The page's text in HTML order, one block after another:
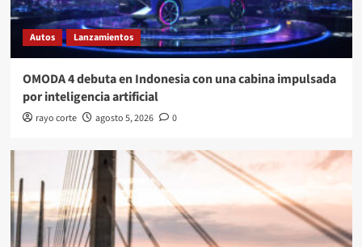
Autos Lanzamientos
OMODA 4 debuta en Indonesia con una cabina impulsada
por inteligencia artificial
rayo corte agosto 5, 2026 0